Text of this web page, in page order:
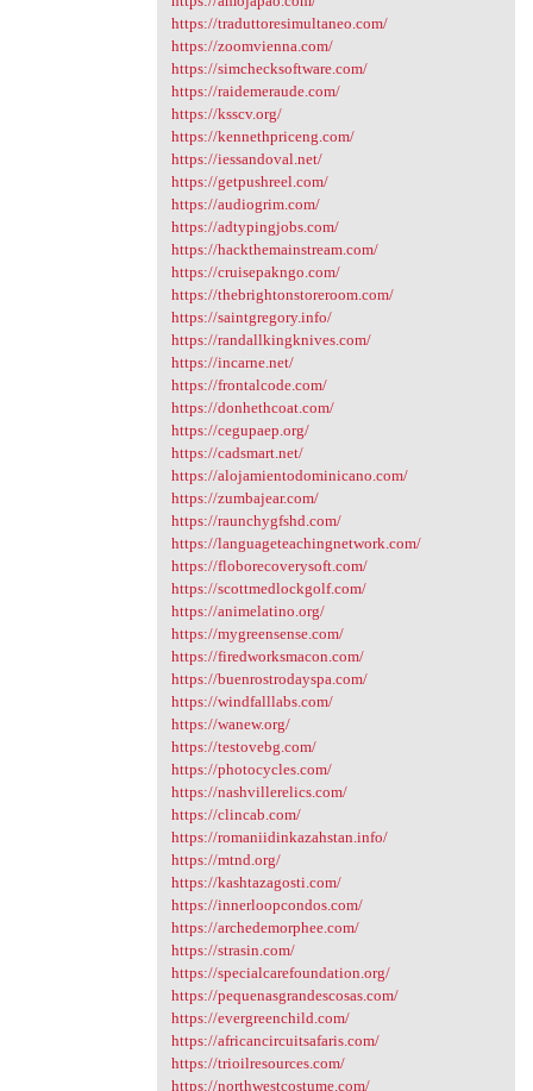
https://traduttoresimultaneo.com/
https://zoomvienna.com/
https://simchecksoftware.com/
https://raidemeraude.com/
https://ksscv.org/
https://kennethpriceng.com/
https://iessandoval.net/
https://getpushreel.com/
https://audiogrim.com/
https://adtypingjobs.com/
https://hackthemainstream.com/
https://cruisepakngo.com/
https://thebrightonstoreroom.com/
https://saintgregory.info/
https://randallkingknives.com/
https://incarne.net/
https://frontalcode.com/
https://donhethcoat.com/
https://cegupaep.org/
https://cadsmart.net/
https://alojamientodominicano.com/
https://zumbajear.com/
https://raunchygfshd.com/
https://languageteachingnetwork.com/
https://floborecoverysoft.com/
https://scottmedlockgolf.com/
https://animelatino.org/
https://mygreensense.com/
https://firedworksmacon.com/
https://buenrostrodayspa.com/
https://windfalllabs.com/
https://wanew.org/
https://testovebg.com/
https://photocycles.com/
https://nashvillerelics.com/
https://clincab.com/
https://romaniidinkazahstan.info/
https://mtnd.org/
https://kashtazagosti.com/
https://innerloopcondos.com/
https://archedemorphee.com/
https://strasin.com/
https://specialcarefoundation.org/
https://pequenasgrandescosas.com/
https://evergreenchild.com/
https://africancircuitsafaris.com/
https://trioilresources.com/
https://northwestcostume.com/